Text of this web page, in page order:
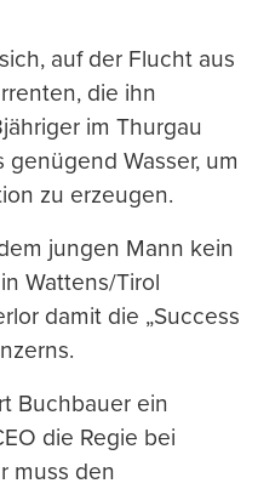
auf der Flucht aus
die ihn
im Thurgau
Wasser, um
zu erzeugen.
jungen Mann kein
Wattens/Tirol
damit die „Success
Buchbauer ein
die Regie bei
muss den